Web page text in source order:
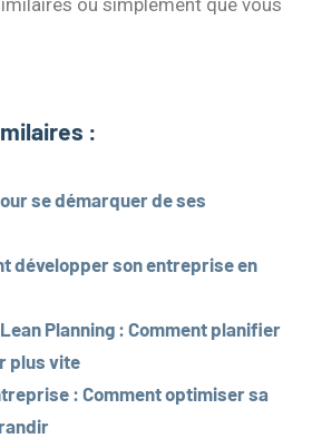
:
se démarquer de ses
développer son entreprise en
Planning : Comment planifier
plus vite
: Comment optimiser sa